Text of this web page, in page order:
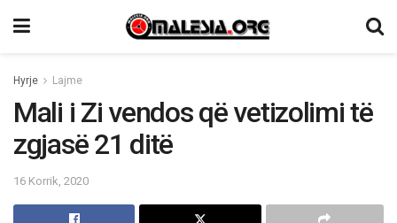
Hyrje Lajme
Mali i Zi vendos që vetizolimi të
zgjasë 21 ditë
16 Korrik, 2020